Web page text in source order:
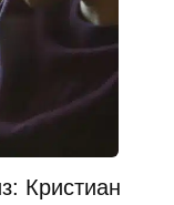
Кристиан